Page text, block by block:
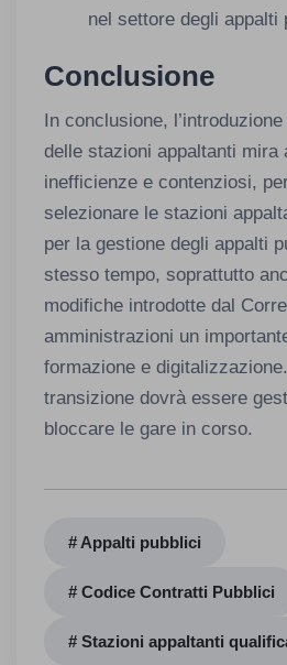
nel settore degli appalti
Conclusione
In conclusione,
delle stazioni appaltanti mira
inefficienze e contenziosi,
selezionare le stazioni
per la gestione degli appalti
stesso tempo, soprattutto
modifiche introdotte dal
amministrazioni un
formazione e
transizione dovrà essere
bloccare le gare in corso.
# Appalti pubblici
# Codice Contratti Pubblici
# Stazioni appaltanti